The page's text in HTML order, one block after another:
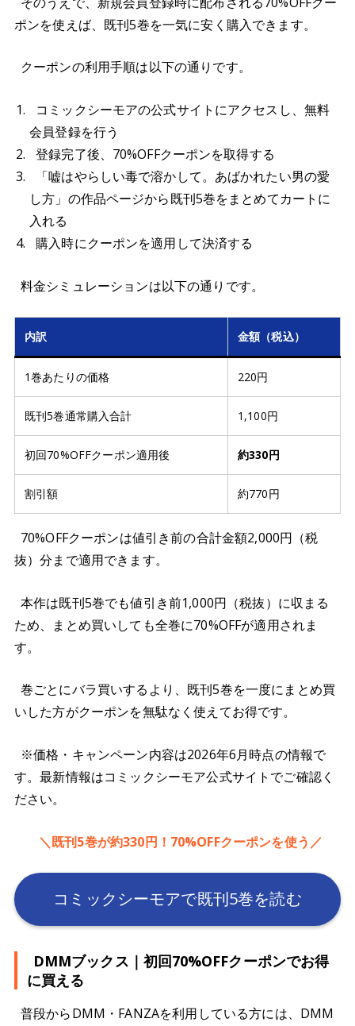
ポンを使えば、既刊5巻を一気に安く購入できます。
クーポンの利用手順は以下の通りです。
コミックシーモアの公式サイトにアクセスし、無料
会員登録を行う
登録完了後、70%OFFクーポンを取得する
「嘘はやらしい毒で溶かして。あばかれたい男の愛
し方」の作品ページから既刊5巻をまとめてカートに
入れる
購入時にクーポンを適用して決済する
料金シミュレーションは以下の通りです。
内訳 金額（税込）
1巻あたりの価格 220円
既刊5巻通常購入合計 1,100円
初回70%OFFクーポン適用後 約330円
割引額 約770円
70%OFFクーポンは値引き前の合計金額2,000円（税
抜）分まで適用できます。
本作は既刊5巻でも値引き前1,000円（税抜）に収まる
ため、まとめ買いしても全巻に70%OFFが適用されま
す。
巻ごとにバラ買いするより、既刊5巻を一度にまとめ買
いした方がクーポンを無駄なく使えてお得です。
※価格・キャンペーン内容は2026年6月時点の情報で
す。最新情報はコミックシーモア公式サイトでご確認く
ださい。
＼既刊5巻が約330円！70%OFFクーポンを使う／
コミックシーモアで既刊5巻を読む
DMMブックス｜初回70%OFFクーポンでお得
に買える
普段からDMM・FANZAを利用している方には、DMM